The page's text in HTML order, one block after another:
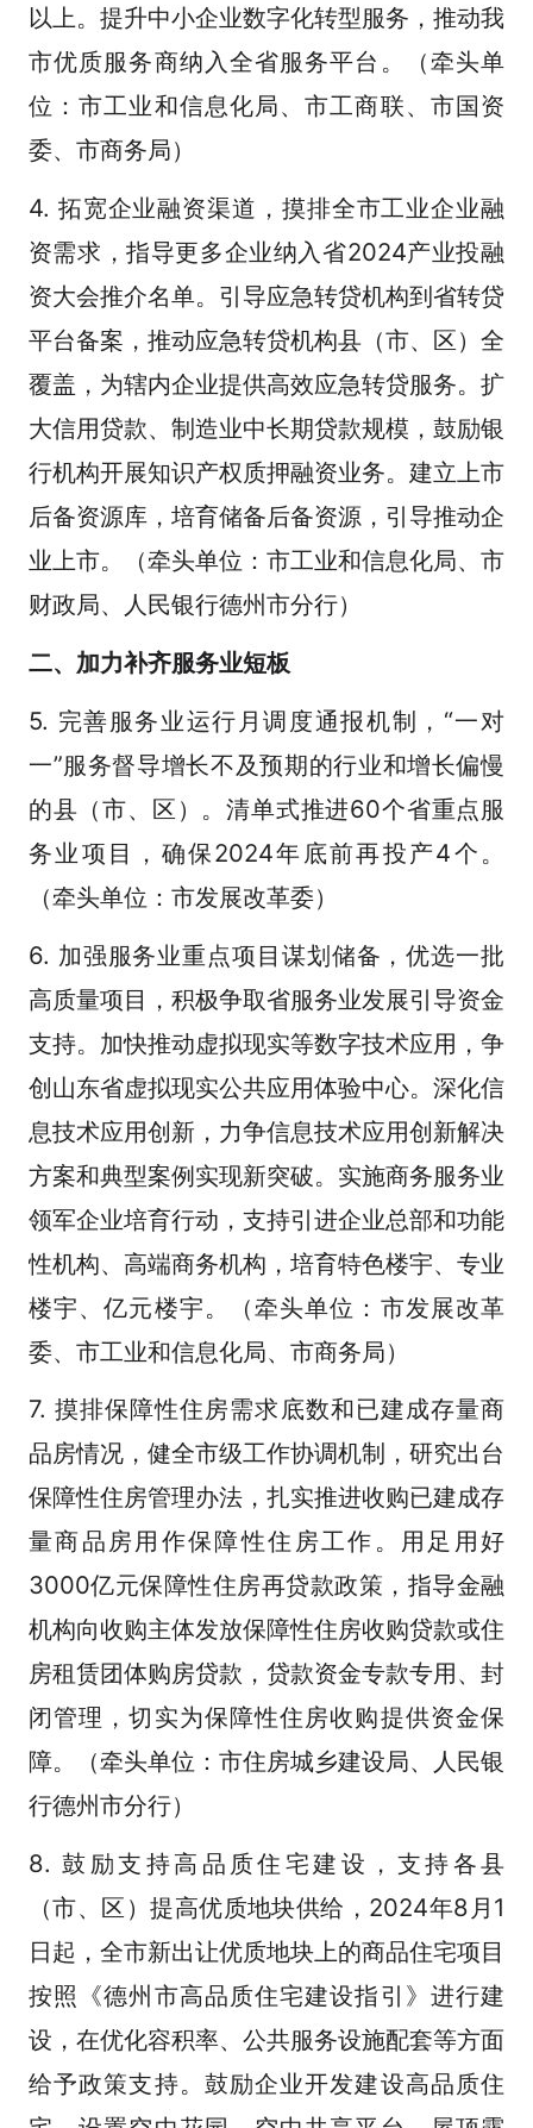
以上。提升中小企业数字化转型服务，推动我
市优质服务商纳入全省服务平台。（牵头单
位：市工业和信息化局、市工商联、市国资
委、市商务局）
4. 拓宽企业融资渠道，摸排全市工业企业融
资需求，指导更多企业纳入省2024产业投融
资大会推介名单。引导应急转贷机构到省转贷
平台备案，推动应急转贷机构县（市、区）全
覆盖，为辖内企业提供高效应急转贷服务。扩
大信用贷款、制造业中长期贷款规模，鼓励银
行机构开展知识产权质押融资业务。建立上市
后备资源库，培育储备后备资源，引导推动企
业上市。（牵头单位：市工业和信息化局、市
财政局、人民银行德州市分行）
二、加力补齐服务业短板
5. 完善服务业运行月调度通报机制，“一对
一”服务督导增长不及预期的行业和增长偏慢
的县（市、区）。清单式推进60个省重点服
务业项目，确保2024年底前再投产4个。
（牵头单位：市发展改革委）
6. 加强服务业重点项目谋划储备，优选一批
高质量项目，积极争取省服务业发展引导资金
支持。加快推动虚拟现实等数字技术应用，争
创山东省虚拟现实公共应用体验中心。深化信
息技术应用创新，力争信息技术应用创新解决
方案和典型案例实现新突破。实施商务服务业
领军企业培育行动，支持引进企业总部和功能
性机构、高端商务机构，培育特色楼宇、专业
楼宇、亿元楼宇。（牵头单位：市发展改革
委、市工业和信息化局、市商务局）
7. 摸排保障性住房需求底数和已建成存量商
品房情况，健全市级工作协调机制，研究出台
保障性住房管理办法，扎实推进收购已建成存
量商品房用作保障性住房工作。用足用好
3000亿元保障性住房再贷款政策，指导金融
机构向收购主体发放保障性住房收购贷款或住
房租赁团体购房贷款，贷款资金专款专用、封
闭管理，切实为保障性住房收购提供资金保
障。（牵头单位：市住房城乡建设局、人民银
行德州市分行）
8. 鼓励支持高品质住宅建设，支持各县
（市、区）提高优质地块供给，2024年8月1
日起，全市新出让优质地块上的商品住宅项目
按照《德州市高品质住宅建设指引》进行建
设，在优化容积率、公共服务设施配套等方面
给予政策支持。鼓励企业开发建设高品质住